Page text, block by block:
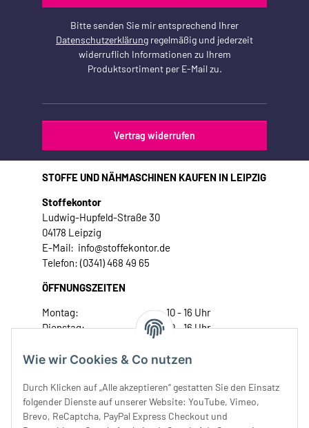
Wie wir Cookies & Co nutzen
Durch Klicken auf „Alle akzeptieren“ gestatten Sie den Einsatz
folgender Dienste auf unserer Website: YouTube, Vimeo,
Brevo, ReCaptcha, PayPal Express Checkout und
Bitte senden Sie mir entsprechend Ihrer
Datenschutzerklärung regelmäßig und jederzeit
widerruflich Informationen zu Ihrem
Produktsortiment per E-Mail zu.
Vertrag widerrufen
STOFFE UND NÄHMASCHINEN KAUFEN IN LEIPZIG
Stoffekontor
Ludwig-Hupfeld-Straße 30
04178 Leipzig
E-Mail: info@stoffekontor.de
Telefon: (0341) 468 49 65
ÖFFNUNGSZEITEN
Montag:
10 - 16 Uhr
Dienstag:
10 - 16 Uhr
Donnerstag:
10 - 18 Uhr
Samstag:
10 - 14 Uhr
Unser Service